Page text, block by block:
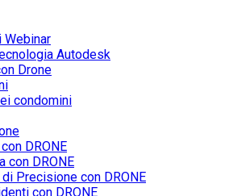
Webinar
Autodesk
Drone
condomini
DRONE
con DRONE
Precisione con DRONE
con DRONE